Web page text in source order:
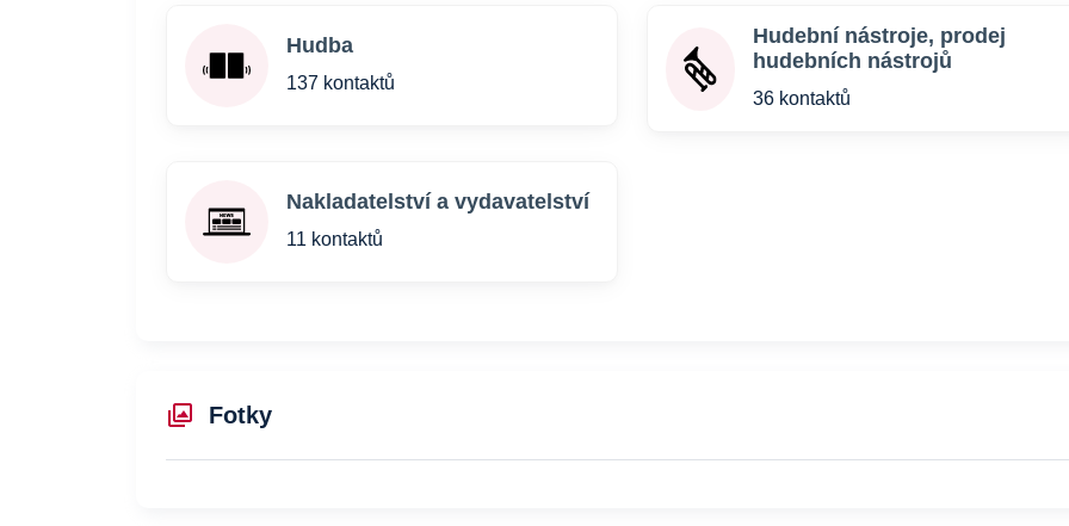
Hudba
137 kontaktů
Hudební nástroje, prodej
hudebních nástrojů
36 kontaktů
Nakladatelství a vydavatelství
11 kontaktů
Fotky